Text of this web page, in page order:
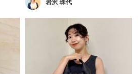
岩沢 珠代